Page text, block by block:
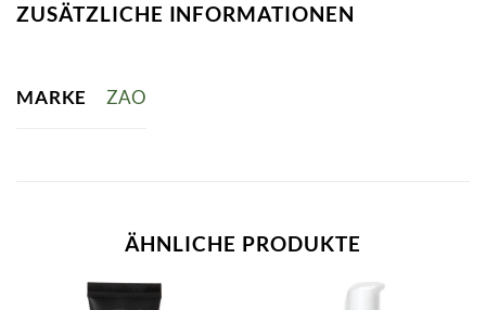
ZUSÄTZLICHE INFORMATIONEN
MARKE ZAO
ÄHNLICHE PRODUKTE